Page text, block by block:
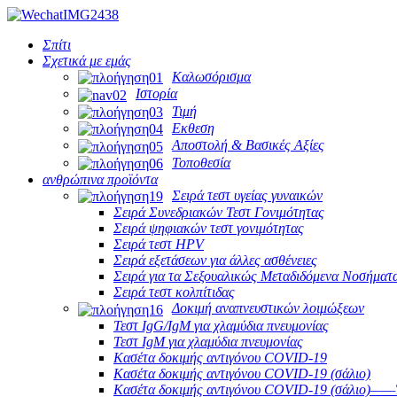
Σπίτι
Σχετικά με εμάς
Καλωσόρισμα
Ιστορία
Τιμή
Εκθεση
Αποστολή & Βασικές Αξίες
Τοποθεσία
ανθρώπινα προϊόντα
Σειρά τεστ υγείας γυναικών
Σειρά Συνεδριακών Τεστ Γονιμότητας
Σειρά ψηφιακών τεστ γονιμότητας
Σειρά τεστ HPV
Σειρά εξετάσεων για άλλες ασθένειες
Σειρά για τα Σεξουαλικώς Μεταδιδόμενα
Σειρά τεστ κολπίτιδας
Δοκιμή αναπνευστικών λοιμώξεων
Τεστ IgG/IgM για χλαμύδια πνευμονίας
Τεστ IgM για χλαμύδια πνευμονίας
Κασέτα δοκιμής αντιγόνου COVID-19
Κασέτα δοκιμής αντιγόνου COVID-19 (σάλιο)
Κασέτα δοκιμής αντιγόνου COVID-19